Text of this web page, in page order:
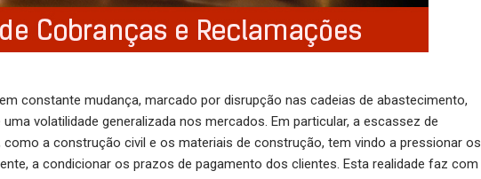
constante mudança, marcado por disrupção nas cadeias de abastecimento,
volatilidade generalizada nos mercados. Em particular, a escassez de
a construção civil e os materiais de construção, tem vindo a pressionar os
a condicionar os prazos de pagamento dos clientes. Esta realidade faz com